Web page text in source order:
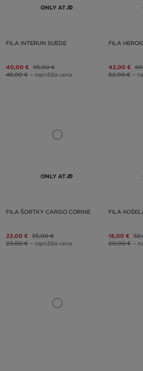
ONLY AT
FILA INTERUN SUEDE
40,00 € 95,00 €
48,00 € – najnižšia cena
FILA
42,00 €
52,00 € –
ONLY AT
FILA ŠORTKY CARGO CORINE
22,00 € 35,00 €
23,00 € – najnižšia cena
FILA
16,00 €
20,00 € –